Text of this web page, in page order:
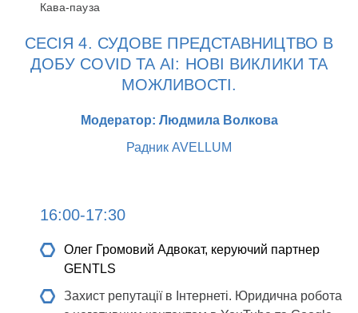
Кава-пауза
СЕСІЯ 4. СУДОВЕ ПРЕДСТАВНИЦТВО В
ДОБУ COVID ТА АІ: НОВІ ВИКЛИКИ ТА
МОЖЛИВОСТІ.
Модератор: Людмила Волкова
Радник AVELLUM
16:00-17:30
Олег Громовий Адвокат, керуючий партнер
GENTLS
Захист репутації в Інтернеті. Юридична робота